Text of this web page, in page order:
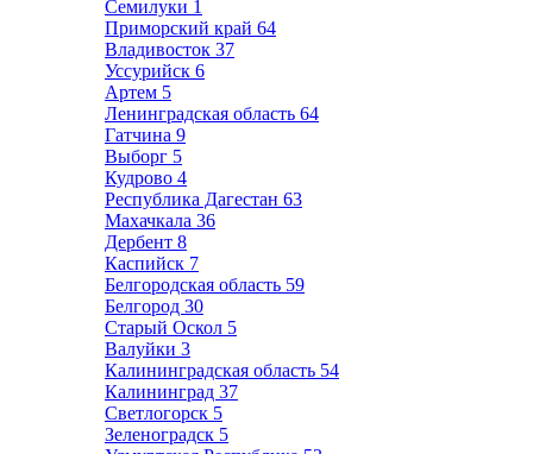
Семилуки 1
Приморский край 64
Владивосток 37
Уссурийск 6
Артем 5
Ленинградская область 64
Гатчина 9
Выборг 5
Кудрово 4
Республика Дагестан 63
Махачкала 36
Дербент 8
Каспийск 7
Белгородская область 59
Белгород 30
Старый Оскол 5
Валуйки 3
Калининградская область 54
Калининград 37
Светлогорск 5
Зеленоградск 5